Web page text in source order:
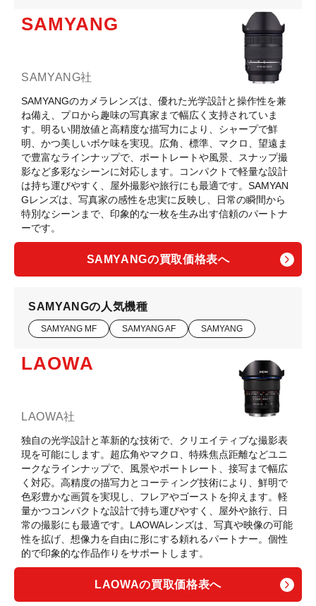
SAMYANG
SAMYANG社
SAMYANGのカメラレンズは、優れた光学設計と操作性を兼
ね備え、プロから趣味の写真家まで幅広く支持されていま
す。明るい開放値と高精度な描写力により、シャープで鮮
明、かつ美しいボケ味を実現。広角、標準、マクロ、望遠ま
で豊富なラインナップで、ポートレートや風景、スナップ撮
影など多彩なシーンに対応します。コンパクトで軽量な設計
は持ち運びやすく、屋外撮影や旅行にも最適です。SAMYAN
Gレンズは、写真家の感性を忠実に反映し、日常の瞬間から
特別なシーンまで、印象的な一枚を生み出す信頼のパートナ
ーです。
SAMYANGの買取価格表へ
SAMYANGの人気機種
SAMYANG MF SAMYANG AF SAMYANG
LAOWA
LAOWA社
独自の光学設計と革新的な技術で、クリエイティブな撮影表
現を可能にします。超広角やマクロ、特殊焦点距離などユニ
ークなラインナップで、風景やポートレート、接写まで幅広
く対応。高精度の描写力とコーティング技術により、鮮明で
色彩豊かな画質を実現し、フレアやゴーストを抑えます。軽
量かつコンパクトな設計で持ち運びやすく、屋外や旅行、日
常の撮影にも最適です。LAOWAレンズは、写真や映像の可能
性を拡げ、想像力を自由に形にする頼れるパートナー。個性
的で印象的な作品作りをサポートします。
LAOWAの買取価格表へ